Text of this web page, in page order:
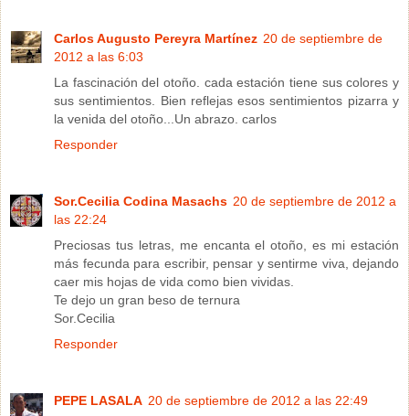
Carlos Augusto Pereyra Martínez 20 de septiembre de
2012 a las 6:03
La fascinación del otoño. cada estación tiene sus colores y
sus sentimientos. Bien reflejas esos sentimientos pizarra y
la venida del otoño...Un abrazo. carlos
Responder
Sor.Cecilia Codina Masachs 20 de septiembre de 2012 a
las 22:24
Preciosas tus letras, me encanta el otoño, es mi estación
más fecunda para escribir, pensar y sentirme viva, dejando
caer mis hojas de vida como bien vividas.
Te dejo un gran beso de ternura
Sor.Cecilia
Responder
PEPE LASALA 20 de septiembre de 2012 a las 22:49